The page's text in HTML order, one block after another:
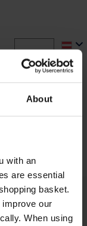
About
with an
are essential
basket.
our
When using
ml